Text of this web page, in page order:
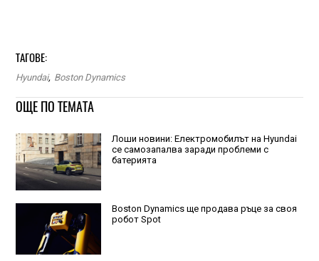
ТАГОВЕ:
Hyundai, Boston Dynamics
ОЩЕ ПО ТЕМАТА
Лоши новини: Електромобилът на Hyundai
се самозапалва заради проблеми с
батерията
Boston Dynamics ще продава ръце за своя
робот Spot